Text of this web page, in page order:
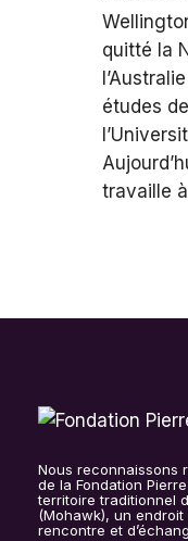
quitté la
études
travaille
Nous reconnaissons
de la Fondation
territoire traditionnel
(Mohawk), un
rencontre et